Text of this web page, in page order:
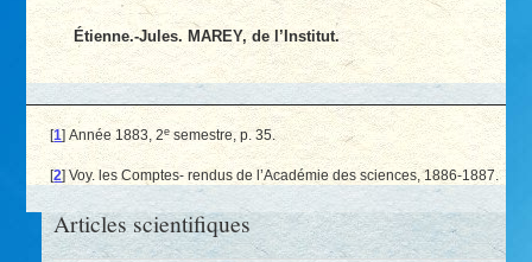
Étienne.-Jules. MAREY, de l’Institut.
[1]Année 1883, 2e semestre, p. 35.
[2]Voy. les Comptes- rendus de l’Académie des sciences, 1886-1887.
Articles scientifiques